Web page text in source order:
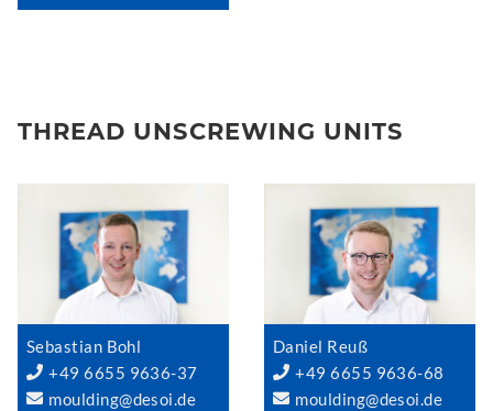
THREAD UNSCREWING UNITS
Sebastian Bohl
+49 6655 9636-37
moulding@desoi.de
Daniel Reuß
+49 6655 9636-68
moulding@desoi.de